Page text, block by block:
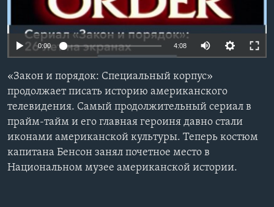
Learning English
Языки
0:00 4:08
«Закон и порядок: Специальный корпус»
продолжает писать историю американского
телевидения. Самый продолжительный сериал в
прайм-тайм и его главная героиня давно стали
иконами американской культуры. Теперь костюм
капитана Бенсон занял почетное место в
Национальном музее американской истории.